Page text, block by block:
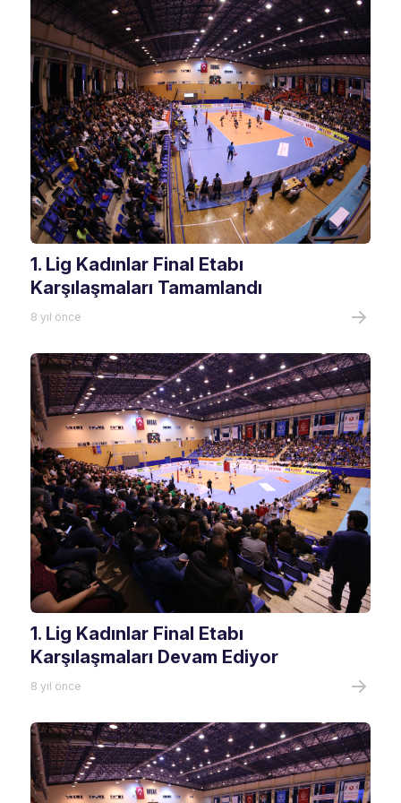
1. Lig Kadınlar Final Etabı
Karşılaşmaları Tamamlandı
8 yıl önce
1. Lig Kadınlar Final Etabı
Karşılaşmaları Devam Ediyor
8 yıl önce